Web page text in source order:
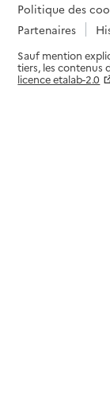
Politique des
Partenaires
Sauf mention
tiers, les contenus
licence etalab-2.0